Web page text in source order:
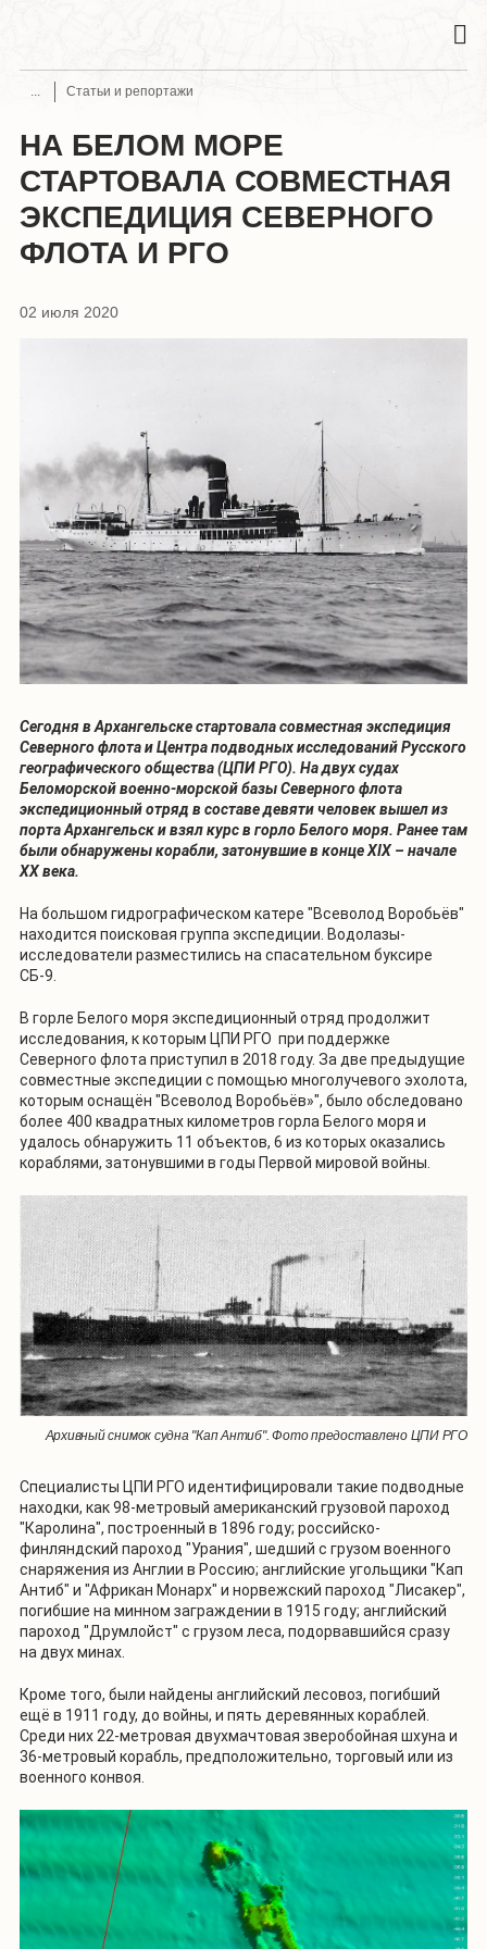
Статьи и репортажи
НА БЕЛОМ МОРЕ
СТАРТОВАЛА СОВМЕСТНАЯ
ЭКСПЕДИЦИЯ СЕВЕРНОГО
ФЛОТА И РГО
02 июля 2020
Сегодня в Архангельске стартовала совместная экспедиция
Северного флота и Центра подводных исследований Русского
географического общества (ЦПИ РГО). На двух судах
Беломорской военно-морской базы Северного флота
экспедиционный отряд в составе девяти человек вышел из
порта Архангельск и взял курс в горло Белого моря. Ранее там
были обнаружены корабли, затонувшие в конце XIX – начале
XX века.
На большом гидрографическом катере "Всеволод Воробьёв"
находится поисковая группа экспедиции. Водолазы-
исследователи разместились на спасательном буксире
СБ-9.
В горле Белого моря экспедиционный отряд продолжит
исследования, к которым ЦПИ РГО при поддержке
Северного флота приступил в 2018 году. За две предыдущие
совместные экспедиции с помощью многолучевого эхолота,
которым оснащён "Всеволод Воробьёв»", было обследовано
более 400 квадратных километров горла Белого моря и
удалось обнаружить 11 объектов, 6 из которых оказались
кораблями, затонувшими в годы Первой мировой войны.
Архивный снимок судна "Кап Антиб". Фото предоставлено ЦПИ РГО
Специалисты ЦПИ РГО идентифицировали такие подводные
находки, как 98-метровый американский грузовой пароход
"Каролина", построенный в 1896 году; российско-
финляндский пароход "Урания", шедший с грузом военного
снаряжения из Англии в Россию; английские угольщики "Кап
Антиб" и "Африкан Монарх" и норвежский пароход "Лисакер",
погибшие на минном заграждении в 1915 году; английский
пароход "Друмлойст" с грузом леса, подорвавшийся сразу
на двух минах.
Кроме того, были найдены английский лесовоз, погибший
ещё в 1911 году, до войны, и пять деревянных кораблей.
Среди них 22-метровая двухмачтовая зверобойная шхуна и
36-метровый корабль, предположительно, торговый или из
военного конвоя.